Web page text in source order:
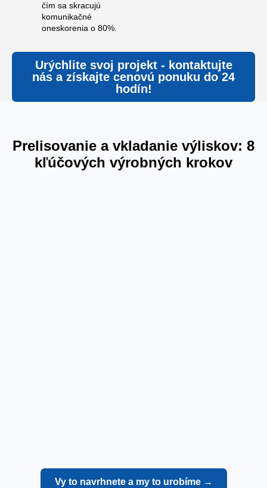
čím sa skracujú
komunikačné
oneskorenia o 80%.
Urýchlite svoj projekt - kontaktujte
nás a získajte cenovú ponuku do 24
hodín!
Prelisovanie a vkladanie výliskov: 8
kľúčových výrobných krokov
Vy to navrhnete a my to urobíme →